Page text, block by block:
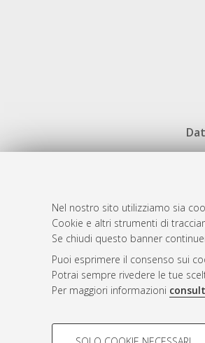
Nel nostro sito utilizziamo sia
Cookie e altri strumenti di
Se chiudi questo banner
Puoi esprimere il consenso sui
Potrai sempre rivedere le tue
Per maggiori informazioni
COOKIE DI
Atom
Rss 1.0
Rss 2.0